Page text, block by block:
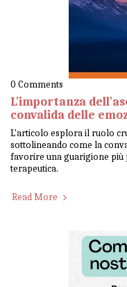
0 Comments
L'importanza
convalida delle
L'articolo esplora il ruolo
sottolineando come la
favorire una guarigione
terapeutica.
Read More